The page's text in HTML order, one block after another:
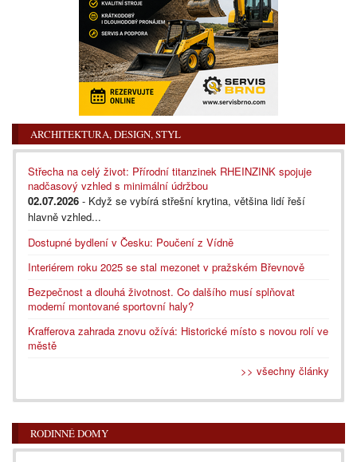
ARCHITEKTURA, DESIGN, STYL
Střecha na celý život: Přírodní titanzinek RHEINZINK spojuje
nadčasový vzhled s minimální údržbou
02.07.2026 - Když se vybírá střešní krytina, většina lidí řeší
hlavně vzhled...
Dostupné bydlení v Česku: Poučení z Vídně
Interiérem roku 2025 se stal mezonet v pražském Břevnově
Bezpečnost a dlouhá životnost. Co dalšího musí splňovat
moderní montované sportovní haly?
Krafferova zahrada znovu ožívá: Historické místo s novou rolí ve
městě
>> všechny články
RODINNÉ DOMY